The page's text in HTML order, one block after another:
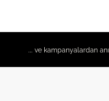
... ve kampanyalardan